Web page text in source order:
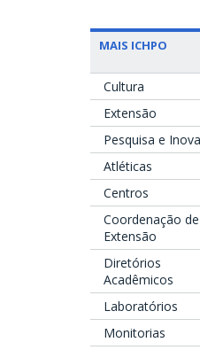
MAIS ICHPO
Cultura
Extensão
Pesquisa e
Atléticas
Centros
Coordenação de
Extensão
Diretórios
Acadêmicos
Laboratórios
Monitorias